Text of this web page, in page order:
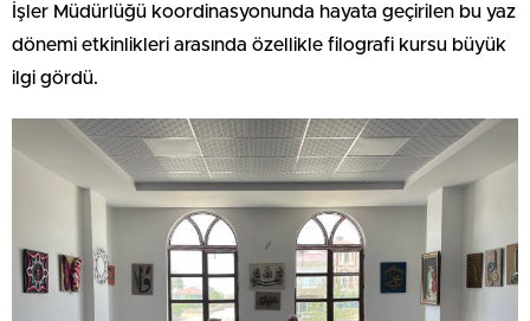
İşler Müdürlüğü koordinasyonunda hayata geçirilen bu yaz
dönemi etkinlikleri arasında özellikle filografi kursu büyük
ilgi gördü.